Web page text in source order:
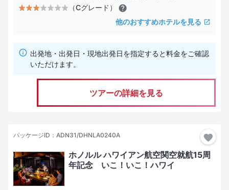
（Cグレード）
他のおすすめホテルを見る
出発地・出発日・現地出発日を指定すると料金をご確認
いただけます。
ツアーの詳細を見る
パッケージID：ADN31/DHNLA0240A
ホノルル ハワイアン航空関空就航15周
年記念 いこ！いこ！ハワイ